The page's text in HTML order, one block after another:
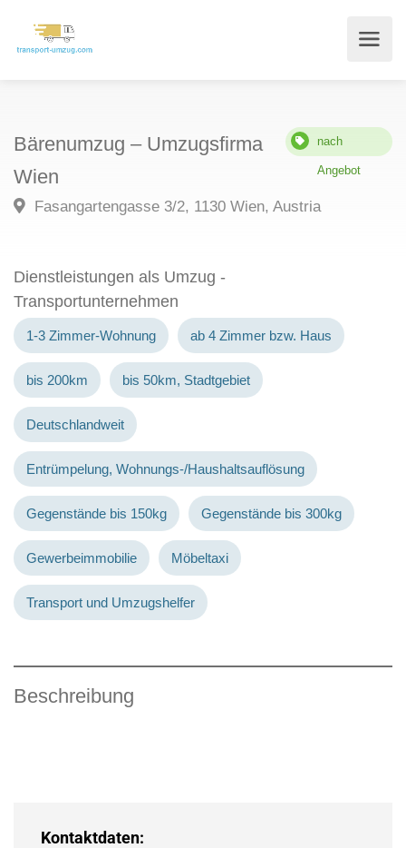
Bärenumzug – Umzugsfirma
Wien
nach
Angebot
Fasangartengasse 3/2, 1130 Wien, Austria
Dienstleistungen als Umzug -
Transportunternehmen
1-3 Zimmer-Wohnung ab 4 Zimmer bzw. Haus
bis 200km bis 50km, Stadtgebiet
Deutschlandweit
Entrümpelung, Wohnungs-/Haushaltsauflösung
Gegenstände bis 150kg Gegenstände bis 300kg
Gewerbeimmobilie Möbeltaxi
Transport und Umzugshelfer
Beschreibung
Kontaktdaten: